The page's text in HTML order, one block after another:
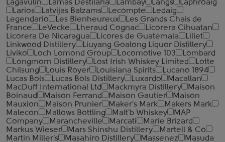
Lagavulin
Lamas Destilaria Lambay Langs
Laphroaig
Larios
Latvijas Balzams Lecompte
Ledaig
Legendario
Les Bienheureux
Les Grands Chais de
France
LeVecke Lheraud Cognac
Licorera Cihuatan
Licorera De Nicaragua
Licores de Guatemala
Lillet
Linkwood Distillery
Liuyang Goalong Liquor Distillery
Liviko
Loch Lomond Group Locomotive 103
Lombard
Longmorn Distillery
Lost Irish Whiskey Limited
Lotte
Chilsung
Louis Royer Louisiana Spirits
Lucano 1894
Lucas Bols
Lucas Bols Distillery Luxardo
Macallan
MacDuff International Ltd
Mackmyra Distillery
Maison
Boinaud
Maison Ferrand Maison Gautier
Maison
Mauxion
Maison Prunier Maker's Mark
Makers Mark
Malecon
Mallows Bottling Malt'b Whiskey
MAP
Company
Marancheville Marcati
Marie Brizard
Markus Wieser
Mars Shinshu Distillery
Martell & Co
Martin Miller's
Masahiro Distillery Massenez
Masuda